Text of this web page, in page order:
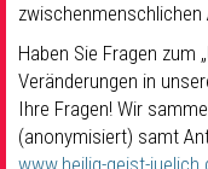
zwischenmenschlichen
Haben Sie Fragen zum
Veränderungen in
Ihre Fragen! Wir
(anonymisiert) samt
www.heilig-geist-